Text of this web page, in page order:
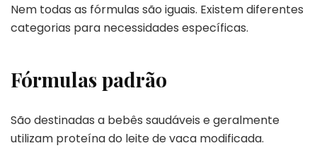
Nem todas as fórmulas são iguais. Existem diferentes
categorias para necessidades específicas.
Fórmulas padrão
São destinadas a bebês saudáveis e geralmente
utilizam proteína do leite de vaca modificada.